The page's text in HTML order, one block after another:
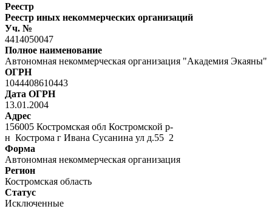
Реестр
Реестр иных некоммерческих организаций
Уч. №
4414050047
Полное наименование
Автономная некоммерческая организация "Академия Экаяны"
ОГРН
1044408610443
Дата ОГРН
13.01.2004
Адрес
156005 Костромская обл Костромской р-
н Кострома г Ивана Сусанина ул д.55 2
Форма
Автономная некоммерческая организация
Регион
Костромская область
Статус
Исключенные